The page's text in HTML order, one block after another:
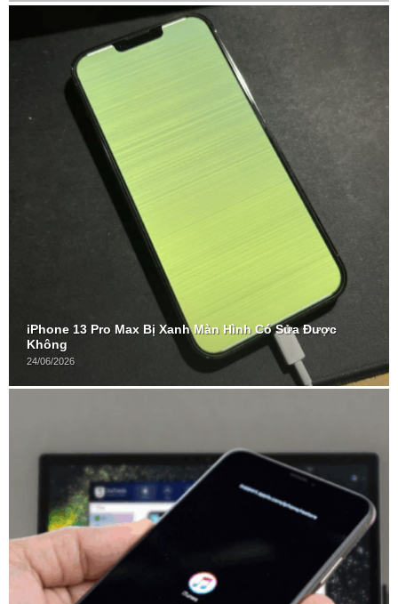
iPhone 13 Pro Max Bị Xanh Màn Hình Có Sửa Được
Không
24/06/2026